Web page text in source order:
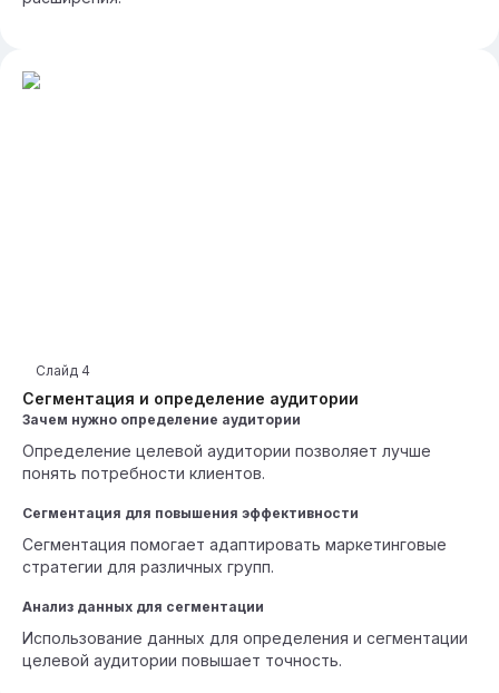
Сегментация и определение аудитории
Слайд 4
Зачем нужно определение аудитории
Определение целевой аудитории позволяет лучше
понять потребности клиентов.
Сегментация для повышения эффективности
Сегментация помогает адаптировать маркетинговые
стратегии для различных групп.
Анализ данных для сегментации
Использование данных для определения и сегментации
целевой аудитории повышает точность.